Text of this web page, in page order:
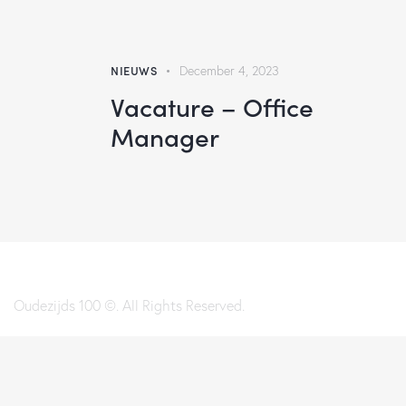
NIEUWS December 4, 2023
Vacature – Office
Manager
Oudezijds 100 ©. All Rights Reserved.